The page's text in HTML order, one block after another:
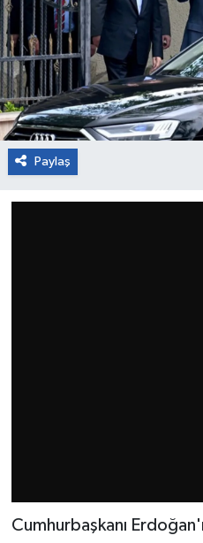
Paylaş
Cumhurbaşkanı